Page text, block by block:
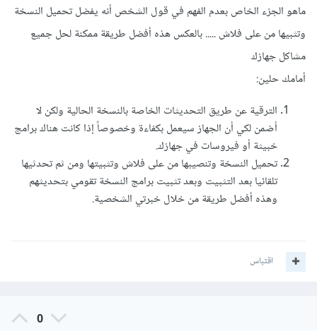
ماهو الجزء الخاص بعدم الفهم في قول الشخص أنه يفضل تحميل النسخة
وتثبيها من على فلاش ..... بالعكس هذه أفضل طريقة ممكنة لحل جميع
مشاكل جهازك
أمامك حلين:
الترقية عن طريق التحديثات الخاصة بالنسخة الحالية ولكن لا
أضمن لكي أن الجهاز سيعمل بكفاءة وخصوصاً إذا كانت هناك برامج
خبيثة أو فيروسات في جهازك.
تحميل النسخة وتنصيبها من على فلاش وتثبيتها ومن ثم تحدثيها
تلقائيا بعد التثبيت وبعد تثبيت برامج النسخة تقومي بتحديثهم
وهذه أفضل طريقة من خلال خبرتي الشخصية.
اقتباس
0